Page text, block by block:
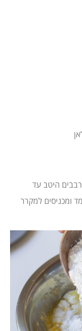
היטב עד
ומכניסים למקרר